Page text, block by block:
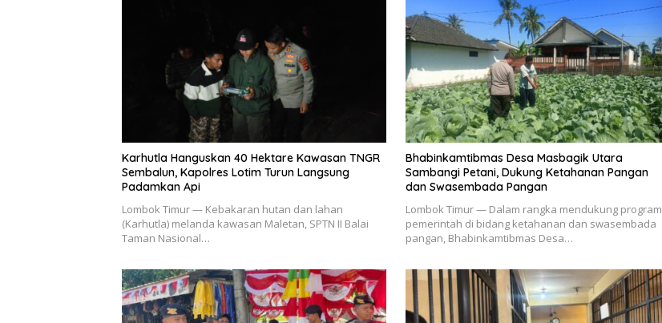
Karhutla Hanguskan 40 Hektare Kawasan TNGR
Sembalun, Kapolres Lotim Turun Langsung
Padamkan Api
Lombok Timur — Kebakaran hutan dan lahan
(Karhutla) melanda kawasan Maletan, SPTN II Balai
Taman Nasional…
Bhabinkamtibmas Desa Masbagik Utara
Sambangi Petani, Dukung Ketahanan Pangan
dan Swasembada Pangan
Lombok Timur — Dalam rangka mendukung program
pemerintah di bidang ketahanan dan swasembada
pangan, Bhabinkamtibmas Desa…